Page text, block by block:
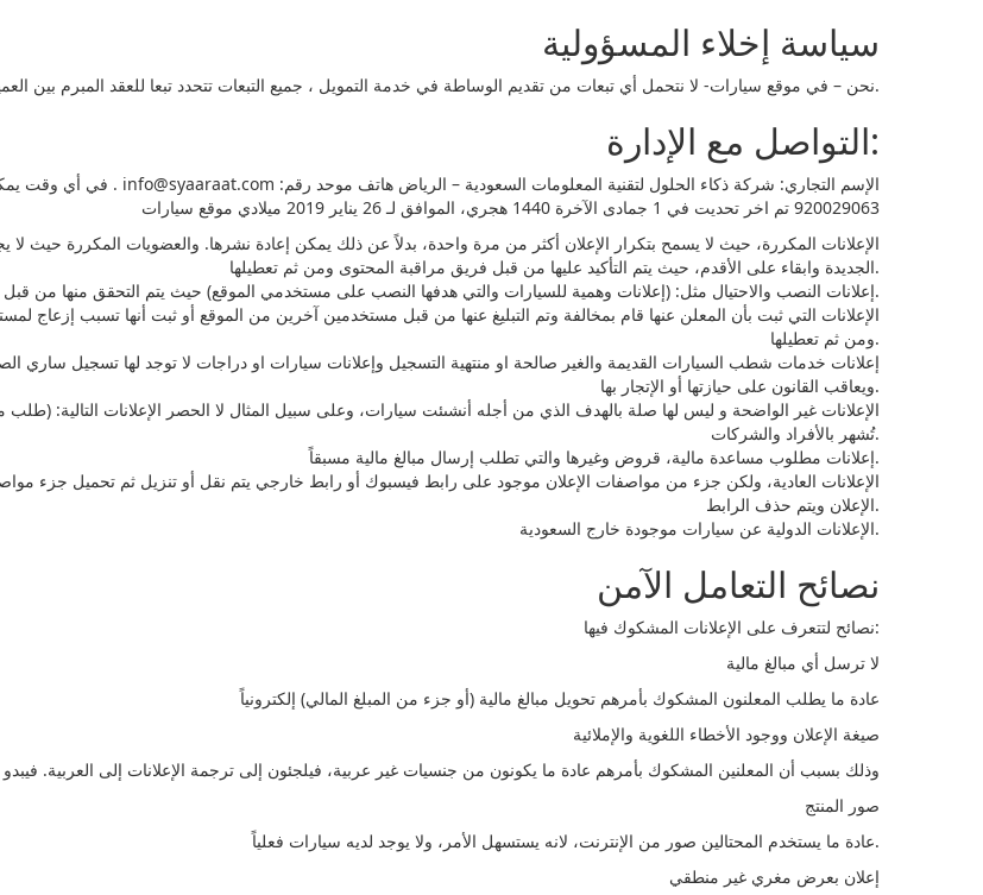
سياسة إخلاء المسؤولية
نحن – في موقع سيارات- لا نتحمل أي تبعات من تقديم الوساطة في خدمة التمويل ، جميع التبعات تتحدد تبعا للعقد المبرم بين العميل والجهة مانحة التمويل ، ولا يعد موقع سيارات طرفا في هذه الاتفاقية.
التواصل مع الإدارة:
في أي وقت يمكنك التواصل مع إدارة موقع سيارات على البريد الرسمي للشركة . info@syaaraat.com
920029063 تم اخر تحديت في 1 جمادى الآخرة 1440 هجري، الموافق لـ 26 يناير 2019 ميلادي موقع سيارات
الإعلانات المكررة، حيث لا يسمح بتكرار الإعلان أكثر من مرة واحدة، بدلاً عن ذلك يمكن إعادة نشرها. والعضويات المكررة
الجديدة وابقاء على الأقدم، حيث يتم التأكيد عليها من قبل فريق مراقبة المحتوى ومن ثم تعطيلها.
إعلانات النصب والاحتيال مثل: (إعلانات وهمية للسيارات والتي هدفها النصب على مستخدمي الموقع) حيث يتم التحقق منها من قبل فريق مراقبة المحتوى ومن ثم تعطيلها.
الإعلانات التي ثبت بأن المعلن عنها قام بمخالفة وتم التبليغ عنها من قبل مستخدمين آخرين من الموقع أو ثبت أنها تسبب إزعاج
ومن ثم تعطيلها.
إعلانات خدمات شطب السيارات القديمة والغير صالحة او منتهية التسجيل وإعلانات سيارات او دراجات لا توجد لها تسجيل
ويعاقب القانون على حيازتها أو الإتجار بها.
الإعلانات غير الواضحة و ليس لها صلة بالهدف الذي من أجله أنشىئت سيارات، وعلى سبيل المثال لا الحصر الإعلانات التالية:
تُشهر بالأفراد والشركات.
إعلانات مطلوب مساعدة مالية، قروض وغيرها والتي تطلب إرسال مبالغ مالية مسبقاً.
الإعلانات العادية، ولكن جزء من مواصفات الإعلان موجود على رابط فيسبوك أو رابط خارجي يتم نقل أو تنزيل ثم تحميل جزء
الإعلان ويتم حذف الرابط.
الإعلانات الدولية عن سيارات موجودة خارج السعودية.
نصائح التعامل الآمن
نصائح لتتعرف على الإعلانات المشكوك فيها:
لا ترسل أي مبالغ مالية
عادة ما يطلب المعلنون المشكوك بأمرهم تحويل مبالغ مالية (أو جزء من المبلغ المالي) إلكترونياً
صيغة الإعلان ووجود الأخطاء اللغوية والإملائية
وذلك بسبب أن المعلنين المشكوك بأمرهم عادة ما يكونون من جنسيات غير عربية، فيلجئون إلى ترجمة الإعلانات إلى العربية. فيبدو
صور المنتج
عادة ما يستخدم المحتالين صور من الإنترنت، لانه يستسهل الأمر، ولا يوجد لديه سيارات فعلياً.
إعلان بعرض مغري غير منطقي